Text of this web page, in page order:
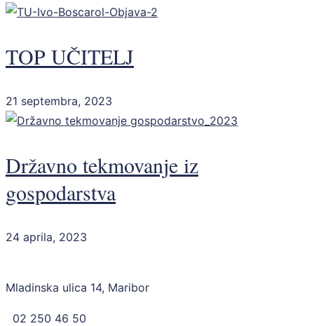
TOP UČITELJ
21 septembra, 2023
Državno tekmovanje iz
gospodarstva
24 aprila, 2023
Mladinska ulica 14, Maribor
02 250 46 50